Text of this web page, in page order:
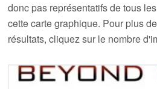
donc pas représentatifs de tous
cette carte graphique. Pour plus
résultats, cliquez sur le nombre